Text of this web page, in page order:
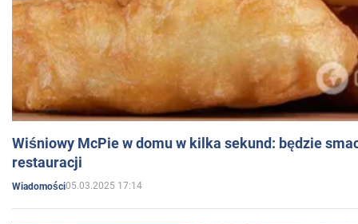
Wiśniowy McPie w domu w kilka sekund: będzie
restauracji
Wiadomości05.03.2025 17:14